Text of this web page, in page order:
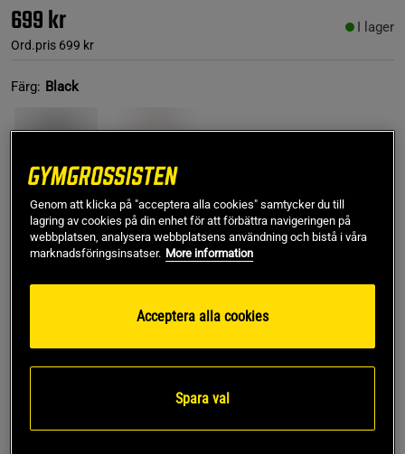
699 kr
Ord.pris 699 kr
I lager
Färg: Black
L
Lägg i varukorgen
7350121373020
Genom att klicka på "acceptera alla cookies" samtycker du till
lagring av cookies på din enhet för att förbättra navigeringen på
webbplatsen, analysera webbplatsens användning och bistå i våra
marknadsföringsinsatser. More information
Acceptera alla cookies
Spara val